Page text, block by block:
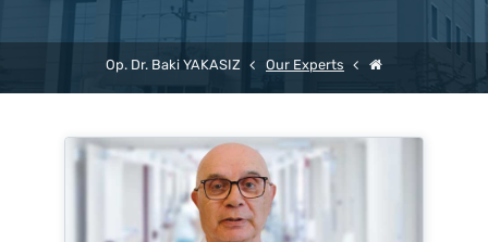
Our Experts
Op. Dr. Baki YAKASIZ